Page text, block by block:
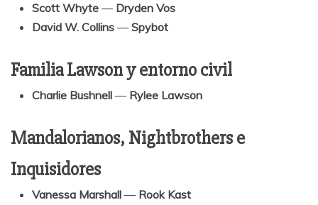
Scott Whyte — Dryden Vos
David W. Collins —Spybot
Familia Lawson y entorno civil
Charlie Bushnell — Rylee Lawson
Mandalorianos, Nightbrothers e
Inquisidores
Vanessa Marshall — Rook Kast